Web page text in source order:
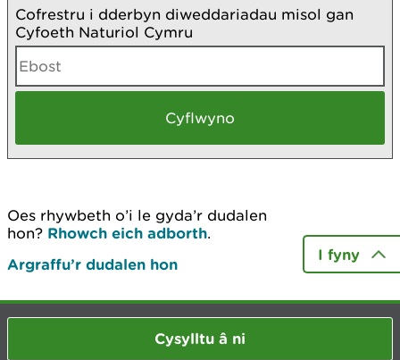
Cofrestru i dderbyn diweddariadau misol gan
Cyfoeth Naturiol Cymru
Oes rhywbeth o’i le gyda’r dudalen
hon? Rhowch eich adborth.
Argraffu’r dudalen hon
I fyny
Cysylltu â ni